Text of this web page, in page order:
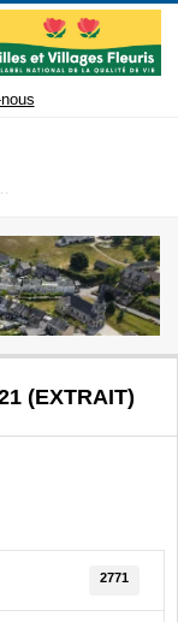
(EXTRAIT)
2771